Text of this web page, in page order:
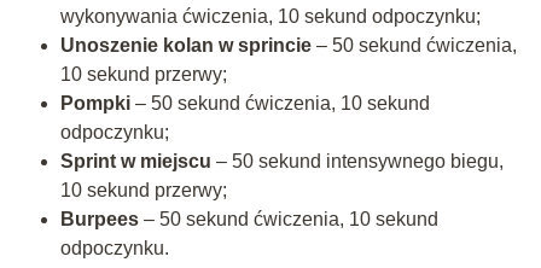
wykonywania ćwiczenia, 10 sekund odpoczynku;
Unoszenie kolan w sprincie– 50 sekund ćwiczenia,
10 sekund przerwy;
Pompki– 50 sekund ćwiczenia, 10 sekund
odpoczynku;
Sprint w miejscu – 50 sekund intensywnego biegu,
10 sekund przerwy;
Burpees– 50 sekund ćwiczenia, 10 sekund
odpoczynku.